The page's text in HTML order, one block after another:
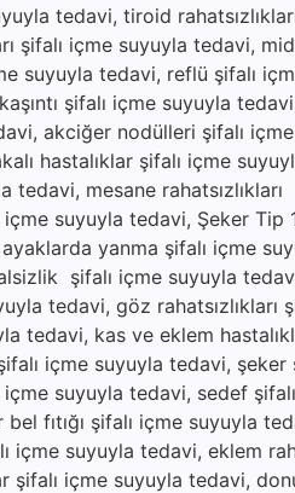
tedavi, tiroid
şifalı içme suyuyla tedavi,
tedavi, reflü şifalı
şifalı içme suyuyla
akciğer nodülleri şifalı
hastalıklar şifalı içme
tedavi, mesane
suyuyla tedavi, Şeker Tip
yanma şifalı içme
şifalı içme suyuyla
tedavi, göz
tedavi, kas ve eklem
içme suyuyla tedavi,
içme suyuyla tedavi, sedef
fıtığı şifalı içme suyuyla
suyuyla tedavi, eklem
şifalı içme suyuyla tedavi,